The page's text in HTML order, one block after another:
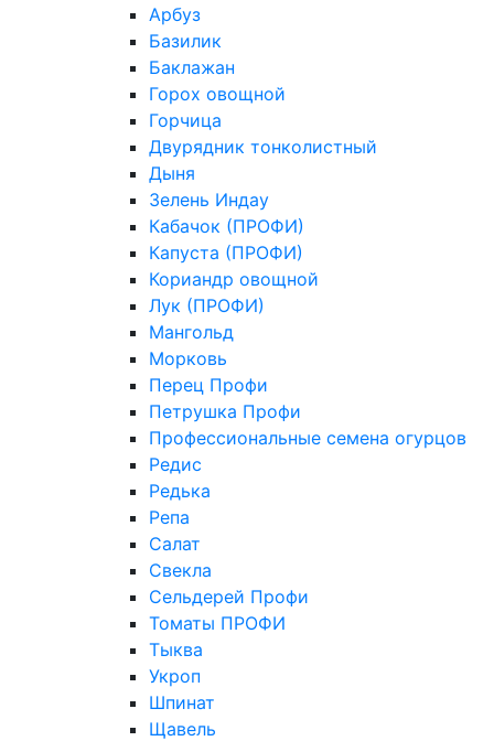
Арбуз
Базилик
Баклажан
Горох овощной
Горчица
Двурядник тонколистный
Дыня
Зелень Индау
Кабачок (ПРОФИ)
Капуста (ПРОФИ)
Кориандр овощной
Лук (ПРОФИ)
Мангольд
Морковь
Перец Профи
Петрушка Профи
Профессиональные семена огурцов
Редис
Редька
Репа
Салат
Свекла
Сельдерей Профи
Томаты ПРОФИ
Тыква
Укроп
Шпинат
Щавель